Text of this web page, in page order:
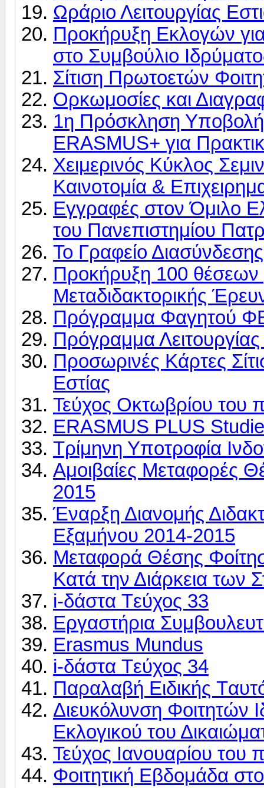
Ωράριο Λειτουργίας
Προκήρυξη Εκλογών
στο Συμβούλιο
Σίτιση Πρωτοετών
Ορκωμοσίες και
1η Πρόσκληση
ERASMUS+ για
Xειμερινός Κύκλος
Καινοτομία &
Εγγραφές στον Όμιλο
του Πανεπιστημίου
Το Γραφείο
Προκήρυξη 100
Μεταδιδακτορικής
Πρόγραμμα Φαγητού
Πρόγραμμα
Προσωρινές Κάρτες
Εστίας
Τεύχος Οκτωβρίου του
ERASMUS PLUS
Τρίμηνη Υποτροφία
Αμοιβαίες Μεταφορές
2015
Έναρξη Διανομής
Εξαμήνου 2014-2015
Μεταφορά Θέσης
Κατά την Διάρκεια των
i-δάστα Tεύχος 33
Εργαστήρια
Erasmus Mundus
i-δάστα Tεύχος 34
Παραλαβή Eιδικής
Διευκόλυνση Φοιτητών
Εκλογικού του
Τεύχος Ιανουαρίου του
Φοιτητική Εβδομάδα